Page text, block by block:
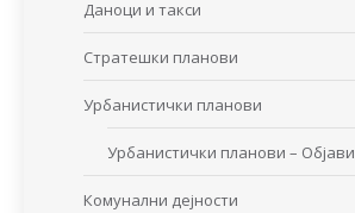
Даноци и такси
Стратешки планови
Урбанистички планови
Урбанистички планови – Објави
Комунални дејности